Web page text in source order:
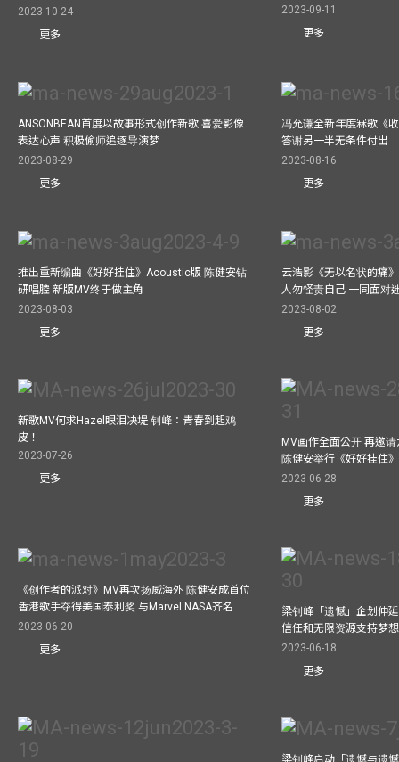
2023-10-24
更多
2023-09-11
更多
ANSONBEAN首度以故事形式创作新歌 喜爱影像
表达心声 积极偷师追逐导演梦
2023-08-29
更多
冯允谦全新年度冧歌《
答谢另一半无条件付出
2023-08-16
更多
推出重新编曲《好好挂住》Acoustic版 陈健安钻
研唱腔 新版MV终于做主角
2023-08-03
更多
云浩影《无以名状的痛
人勿怪责自己 一同面对
2023-08-02
更多
新歌MV何求Hazel眼泪决堤 钊峰：青春到起鸡
皮！
2023-07-26
更多
MV画作全面公开 再邀
陈健安举行《好好挂住
2023-06-28
更多
《创作者的派对》MV再次扬威海外 陈健安成首位
香港歌手夺得美国泰利奖 与Marvel NASA齐名
2023-06-20
更多
梁钊峰「遗憾」企划伸
信任和无限资源支持梦
2023-06-18
更多
梁钊峰启动「遗憾与遗